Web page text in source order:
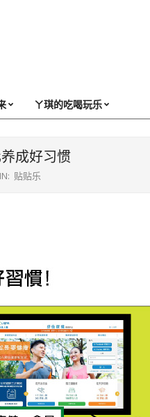
ㄚ琪的吃喝玩乐
成好习惯
IN: 贴贴乐